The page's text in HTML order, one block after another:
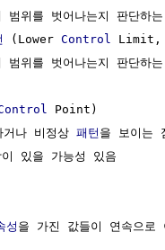
위를 벗어나는지 판단하는
(Lower Control
Limit,
위를 벗어나는지 판단하는
Point)
나 비정상
패턴 을 보이는
있을 가능성 있음
성 을 가진 값들이 연속으